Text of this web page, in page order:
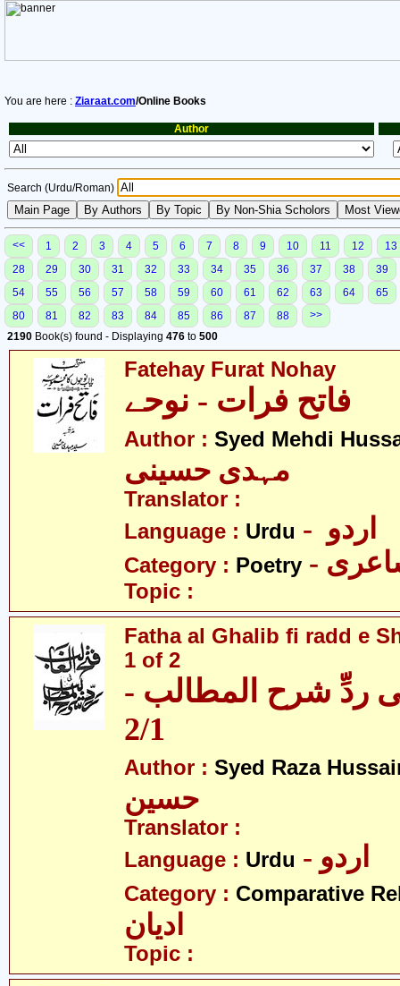
You are here : Ziaraat.com/Online Books
Author
Search (Urdu/Roman)
<< 1 2 3 4 5 6 7 8 9 10 11 12
13
28
29 30 31 32 33 34 35 36 37 38
39
54
55 56 57 58 59 60 61 62 63 64
65
80
81 82 83 84 85 86 87 88
>>
2190 Book(s) found - Displaying 476 to 500
Fatehay Furat Nohay
فاتح فرات - نوحے
Author : Syed Mehdi
مہدی حسینی
Translator :
Language : Urdu
Category : Poetry
Topic :
Fatha al Ghalib fi radd e
1 of 2
ردِّ شرح المطالب -
2/1
Author : Syed Raza
حسین
Translator :
Language : Urdu - اردو
Category : Comparative
ادیان
Topic :